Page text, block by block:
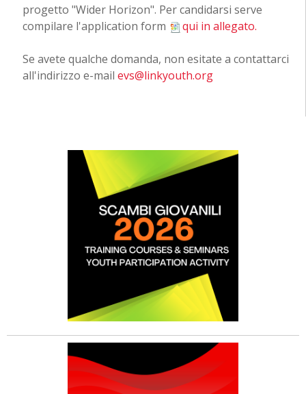
progetto "Wider Horizon". Per candidarsi serve
compilare l'application form
qui in allegato.
Se avete qualche domanda, non esitate a contattarci
all'indirizzo e-mail evs@linkyouth.org